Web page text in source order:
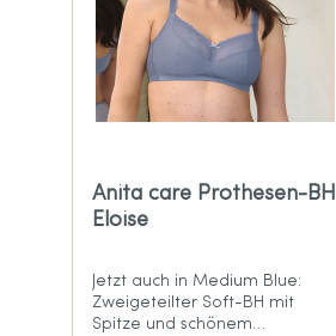
Anita care Prothesen-BH
Eloise
Jetzt auch in Medium Blue:
Zweigeteilter Soft-BH mit
Spitze und schönem